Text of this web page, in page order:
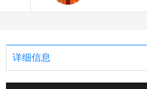
详细信息